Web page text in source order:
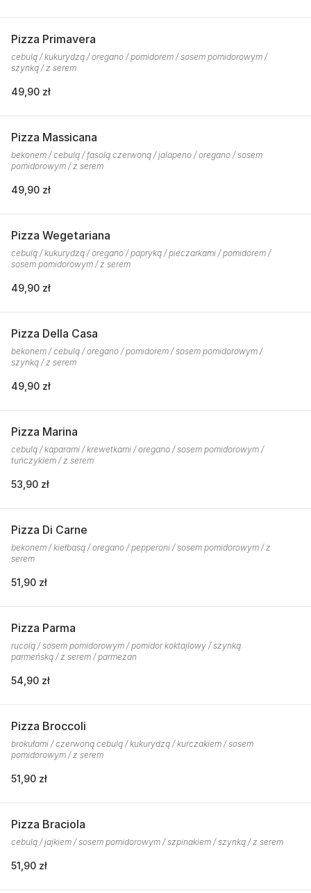
Pizza Primavera
cebulą / kukurydzą / oregano / pomidorem / sosem pomidorowym /
szynką / z serem
49,90 zł
Pizza Massicana
bekonem / cebulą / fasolą czerwoną / jalapeno / oregano / sosem
pomidorowym / z serem
49,90 zł
Pizza Wegetariana
cebulą / kukurydzą / oregano / papryką / pieczarkami / pomidorem /
sosem pomidorowym / z serem
49,90 zł
Pizza Della Casa
bekonem / cebulą / oregano / pomidorem / sosem pomidorowym /
szynką / z serem
49,90 zł
Pizza Marina
cebulą / kaparami / krewetkami / oregano / sosem pomidorowym /
tuńczykiem / z serem
53,90 zł
Pizza Di Carne
bekonem / kiełbasą / oregano / pepperoni / sosem pomidorowym / z
serem
51,90 zł
Pizza Parma
rucolą / sosem pomidorowym / pomidor koktajlowy / szynką
parmeńską / z serem / parmezan
54,90 zł
Pizza Broccoli
brokułami / czerwoną cebulą / kukurydzą / kurczakiem / sosem
pomidorowym / z serem
51,90 zł
Pizza Braciola
cebulą / jajkiem / sosem pomidorowym / szpinakiem / szynką / z serem
51,90 zł